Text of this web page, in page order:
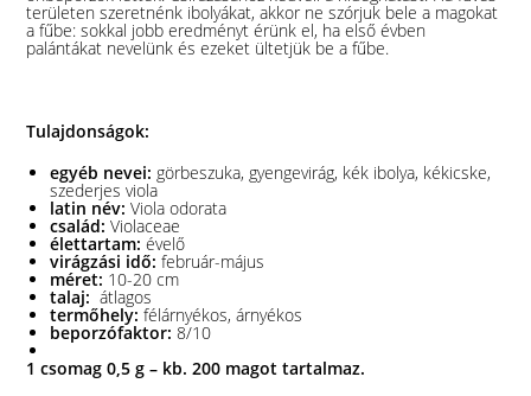
területen szeretnénk ibolyákat, akkor ne szórjuk bele a magokat
a fűbe: sokkal jobb eredményt érünk el, ha első évben
palántákat nevelünk és ezeket ültetjük be a fűbe.
Tulajdonságok:
egyéb nevei: görbeszuka, gyengevirág, kék ibolya, kékicske,
szederjes viola
latin név:Viola odorata
család:Violaceae
élettartam:évelő
virágzási idő:február-május
méret: 10-20 cm
talaj: átlagos
termőhely:félárnyékos, árnyékos
beporzófaktor:8/10
1 csomag 0,5 g – kb. 200 magot tartalmaz.